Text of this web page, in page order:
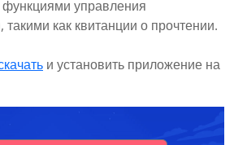
управления
такими как квитанции о прочтении.
и установить приложение на